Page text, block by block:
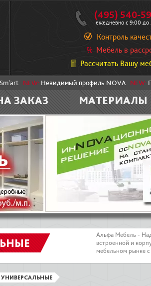
(495) 540-
ежедневно с 9:00 до
Контроль
Мебель в
Рассчитать Вашу
NEW: Невидимый профиль NOVA NEW:
ЗАКАЗ МАТЕРИАЛЫ
Альфа Мебель -
встроенной и
мебельном рынке